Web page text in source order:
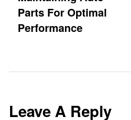
Parts For Optimal
Performance
Leave A Reply